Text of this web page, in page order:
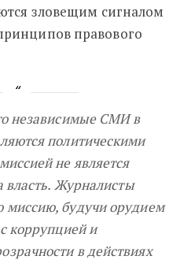
зловещим сигналом
правового
независимые СМИ в
политическими
не является
власть. Журналисты
будучи орудием
коррупцией и
в действиях